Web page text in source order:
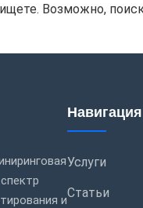
Возможно,
и
Навигация
Услуги
Статьи